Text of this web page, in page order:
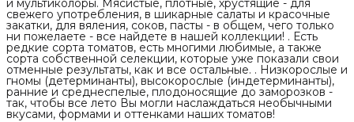
и мультиколоры. Мясистые, плотные, хрустящие - для
свежего употребления, в шикарные салаты и красочные
закатки, для вяления, соков, пасты - в общем, чего только
ни пожелаете - все найдете в нашей коллекции! . Есть
редкие сорта томатов, есть многими любимые, а также
сорта собственной селекции, которые уже показали свои
отменные результаты, как и все остальные. . Низкорослые и
гномы (детерминанты), высокорослые (индетерминанты),
ранние и среднеспелые, плодоносящие до заморозков -
так, чтобы все лето Вы могли наслаждаться необычными
вкусами, формами и оттенками наших томатов!